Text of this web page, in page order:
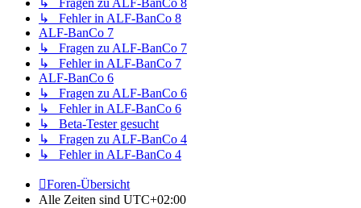
↳ Fragen zu ALF-BanCo 8
↳ Fehler in ALF-BanCo 8
ALF-BanCo 7
↳ Fragen zu ALF-BanCo 7
↳ Fehler in ALF-BanCo 7
ALF-BanCo 6
↳ Fragen zu ALF-BanCo 6
↳ Fehler in ALF-BanCo 6
↳ Beta-Tester gesucht
↳ Fragen zu ALF-BanCo 4
↳ Fehler in ALF-BanCo 4
Foren-Übersicht
Alle Zeiten sind UTC+02:00